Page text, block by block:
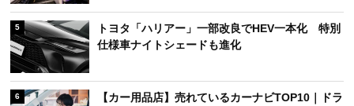
5
トヨタ「ハリアー」一部改良でHEV一本化 特別
仕様車ナイトシェードも進化
6
【カー用品店】売れているカーナビTOP10｜ドラ